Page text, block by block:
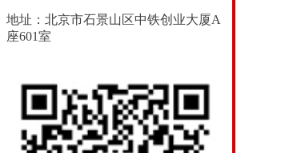
地址：北京市石景山区中铁创业大厦A
座601室